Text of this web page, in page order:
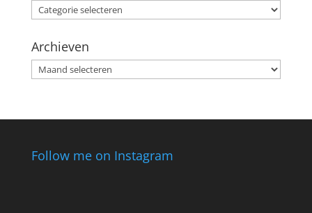
Categorieën
Archieven
Archieven
Follow me on Instagram